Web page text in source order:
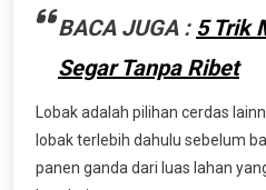
BACA JUGA : 5 Trik
Segar Tanpa Ribet
Lobak adalah pilihan cerdas
lobak terlebih dahulu sebelum
panen ganda dari luas lahan